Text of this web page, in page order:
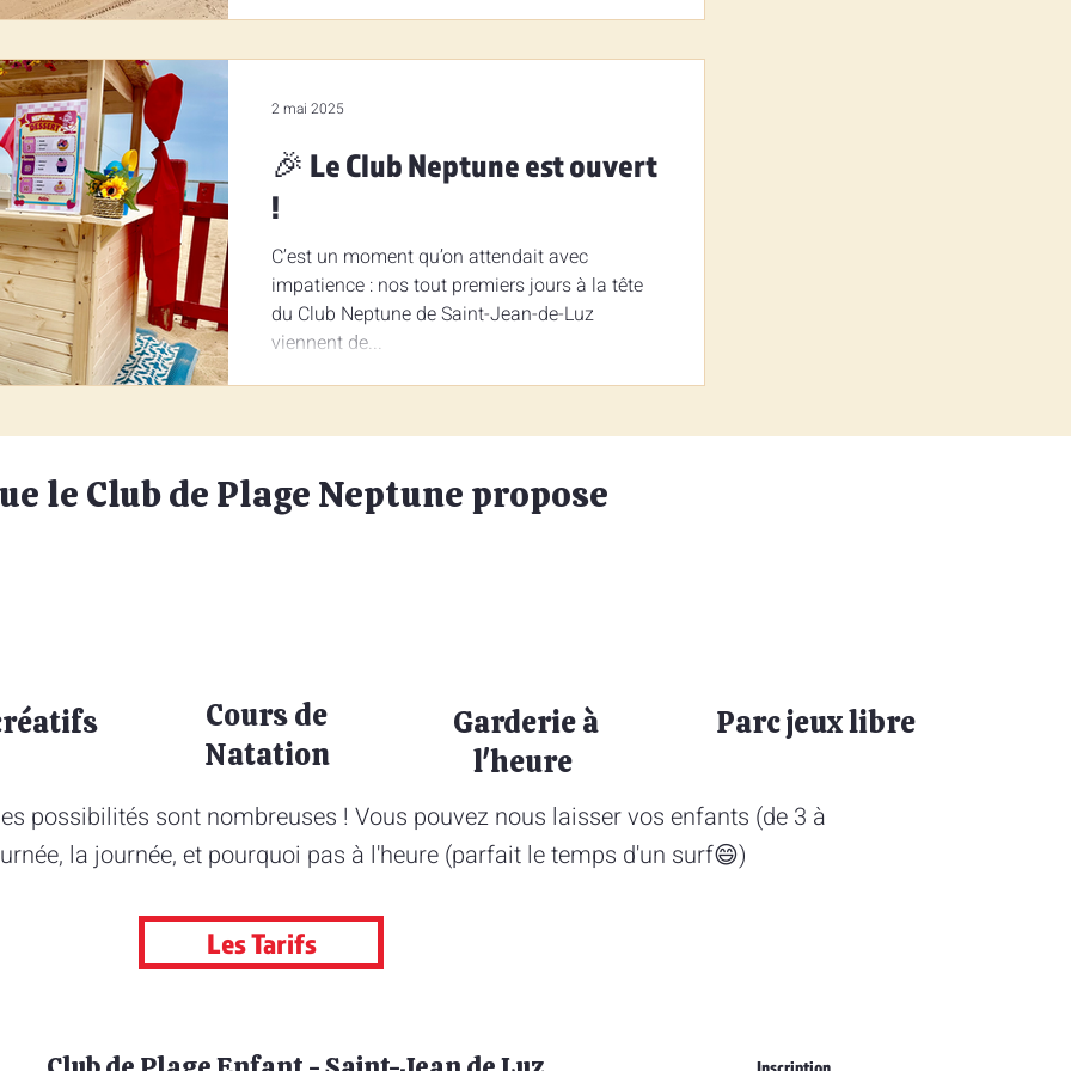
🎉 Le Club Neptune est ouvert
!
C’est un moment qu’on attendait avec
impatience : nos tout premiers jours à la tête
du Club Neptune de Saint-Jean-de-Luz
viennent de...
2 mai 2025
le Club de Plage Neptune propose
Cours de
Natation
Garderie à
l'heure
Parc jeux libre
possibilités sont nombreuses ! Vous pouvez nous laisser vos enfants (de 3 à
la journée, et pourquoi pas à l'heure (parfait le temps d'un surf😄)
Les Tarifs
Inscription